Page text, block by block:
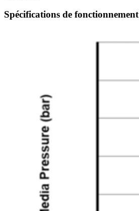
Spécifications de fonctionnement